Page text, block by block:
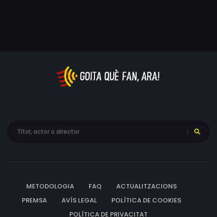
METODOLOGIA FAQ
ACTUALITZACIONS
PREMSA
AVÍS LEGAL
POLÍTICA DE COOKIES
POLÍTICA DE PRIVACITAT